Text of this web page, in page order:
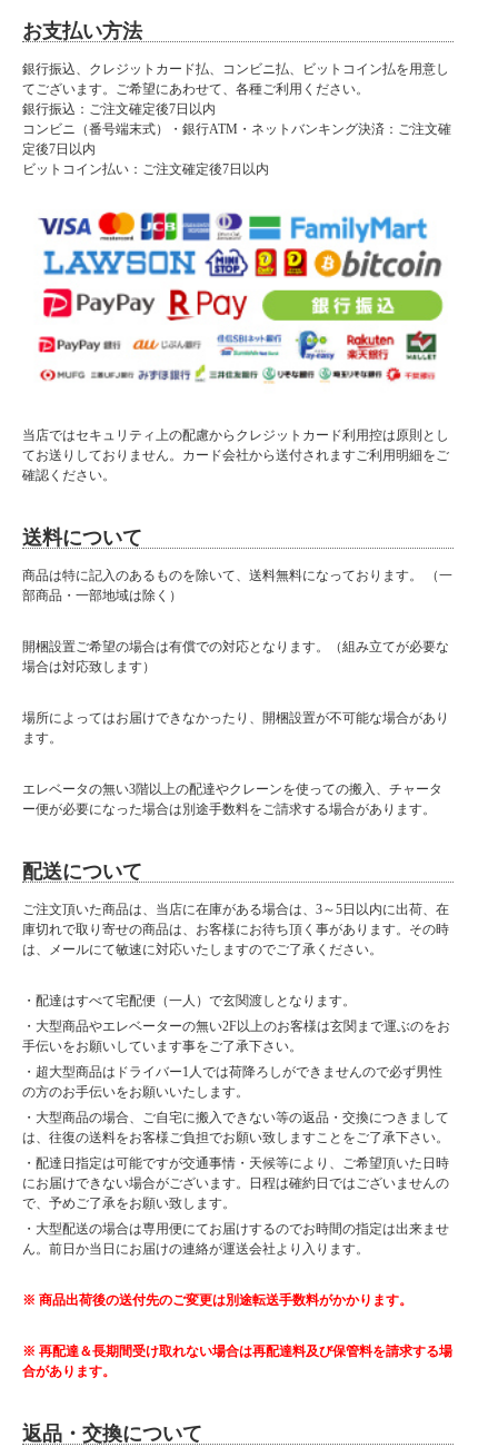
・完成品
大型商品に関しお届け前に
事前連絡がある場合がございます。
よろしければご購入の際は
携帯番号をご登録ください。小型商品は在庫が有り、指定日がない場合は
小型商品は夜間の配達が可能な場合がございます。
備考欄にお書き添えください。
当店商品はメーカー取扱商品も販売中の為、稀に在庫切れの場合もございます。
お支払い方法
銀行振込、クレジットカード払、コンビニ払、ビットコイン払を用意し
てございます。ご希望にあわせて、各種ご利用ください。
銀行振込：ご注文確定後7日以内
コンビニ（番号端末式）・銀行ATM・ネットバンキング決済：ご注文確
定後7日以内
ビットコイン払い：ご注文確定後7日以内
当店ではセキュリティ上の配慮からクレジットカード利用控は原則とし
てお送りしておりません。カード会社から送付されますご利用明細をご
確認ください。
送料について
商品は特に記入のあるものを除いて、送料無料になっております。 （一
部商品・一部地域は除く）
開梱設置ご希望の場合は有償での対応となります。（組み立てが必要な
場合は対応致します）
場所によってはお届けできなかったり、開梱設置が不可能な場合があり
ます。
エレベータの無い3階以上の配達やクレーンを使っての搬入、チャータ
ー便が必要になった場合は別途手数料をご請求する場合があります。
配送について
ご注文頂いた商品は、当店に在庫がある場合は、3～5日以内に出荷、在
庫切れで取り寄せの商品は、お客様にお待ち頂く事があります。その時
は、メールにて敏速に対応いたしますのでご了承ください。
・配達はすべて宅配便（一人）で玄関渡しとなります。
・大型商品やエレベーターの無い2F以上のお客様は玄関まで運ぶのをお
手伝いをお願いしています事をご了承下さい。
・超大型商品はドライバー1人では荷降ろしができませんので必ず男性
の方のお手伝いをお願いいたします。
・大型商品の場合、ご自宅に搬入できない等の返品・交換につきまして
は、往復の送料をお客様ご負担でお願い致しますことをご了承下さい。
・配達日指定は可能ですが交通事情・天候等により、ご希望頂いた日時
にお届けできない場合がございます。日程は確約日ではございませんの
で、予めご了承をお願い致します。
・大型配送の場合は専用便にてお届けするのでお時間の指定は出来ませ
ん。前日か当日にお届けの連絡が運送会社より入ります。
※ 商品出荷後の送付先のご変更は別途転送手数料がかかります。
※ 再配達＆長期間受け取れない場合は再配達料及び保管料を請求する場
合があります。
返品・交換について